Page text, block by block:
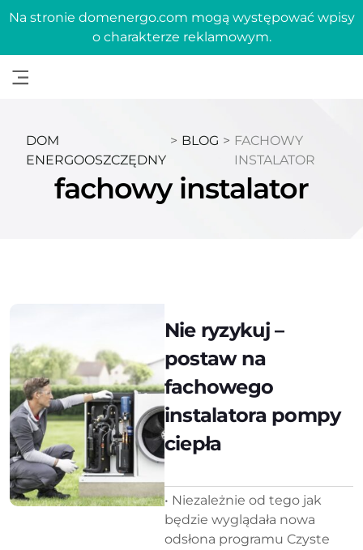
Na stronie domenergo.com mogą występować wpisy
o charakterze reklamowym.
DOM
ENERGOOSZCZĘDNY
> BLOG > FACHOWY
INSTALATOR
fachowy instalator
Nie ryzykuj –
postaw na
fachowego
instalatora pompy
ciepła
• Niezależnie od tego jak
będzie wyglądała nowa
odsłona programu Czyste